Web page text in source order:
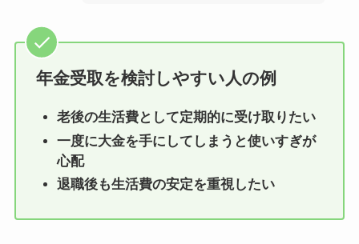
年金受取を検討しやすい人の例
老後の生活費として定期的に受け取りたい
一度に大金を手にしてしまうと使いすぎが
心配
退職後も生活費の安定を重視したい